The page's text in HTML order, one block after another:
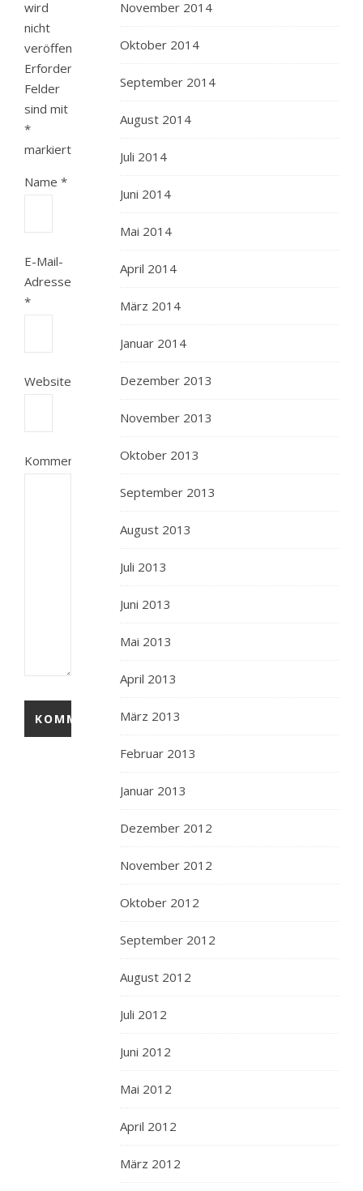
wird
nicht
veröffentlicht.
Erforderliche
Felder
sind mit
*
markiert
Name *
E-Mail-
Adresse
*
Website
Kommentar
November 2014
Oktober 2014
September 2014
August 2014
Juli 2014
Juni 2014
Mai 2014
April 2014
März 2014
Januar 2014
Dezember 2013
November 2013
Oktober 2013
September 2013
August 2013
Juli 2013
Juni 2013
Mai 2013
April 2013
März 2013
Februar 2013
Januar 2013
Dezember 2012
November 2012
Oktober 2012
September 2012
August 2012
Juli 2012
Juni 2012
Mai 2012
April 2012
März 2012